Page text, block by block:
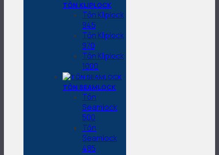
TÔN KLIPLOCK
Tôn Kliplock
945
Tôn Kliplock
970
Tôn Kliplock
1000
TÔN SEAMLOCK
Tôn
Seamlock
500
Tôn
Seamlock
485